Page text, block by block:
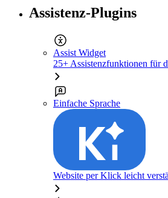
Assistenz-Plugins
Assist Widget
25+ Assistenzfunktionen für
Einfache Sprache
Website per Klick leicht